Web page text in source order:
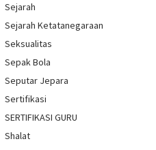
Sejarah
Sejarah Ketatanegaraan
Seksualitas
Sepak Bola
Seputar Jepara
Sertifikasi
SERTIFIKASI GURU
Shalat